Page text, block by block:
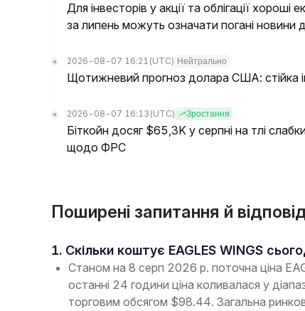
Для інвесторів у акції та облігації хороші
за липень можуть означати погані новини
2026-08-07 16:21 (UTC) Нейтрально
Щотижневий прогноз долара США: стійка
2026-08-07 16:13 (UTC) Зростання
Біткойн досяг $65,3K у серпні на тлі
щодо ФРС
Поширені запитання й
1. Скільки коштує EAGLES WINGS
Станом на 8 серп 2026 р. поточна ціна
останні 24 години ціна коливалася у
торговим обсягом $98.44. Загальна